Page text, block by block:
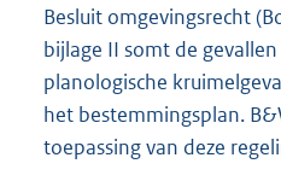
Besluit omgevingsrecht
bijlage II somt de
planologische
het bestemmingsplan.
toepassing van deze